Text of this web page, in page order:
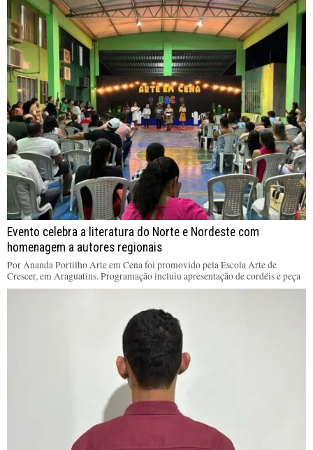
Evento celebra a literatura do Norte e Nordeste com
homenagem a autores regionais
Por Ananda Portilho Arte em Cena foi promovido pela Escola Arte de
Crescer, em Araguatins. Programação incluiu apresentação de cordéis e peça